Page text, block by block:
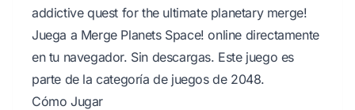
addictive quest for the ultimate planetary merge!
Juega a Merge Planets Space! online directamente
en tu navegador. Sin descargas. Este juego es
parte de la categoría de juegos de 2048.
Cómo Jugar